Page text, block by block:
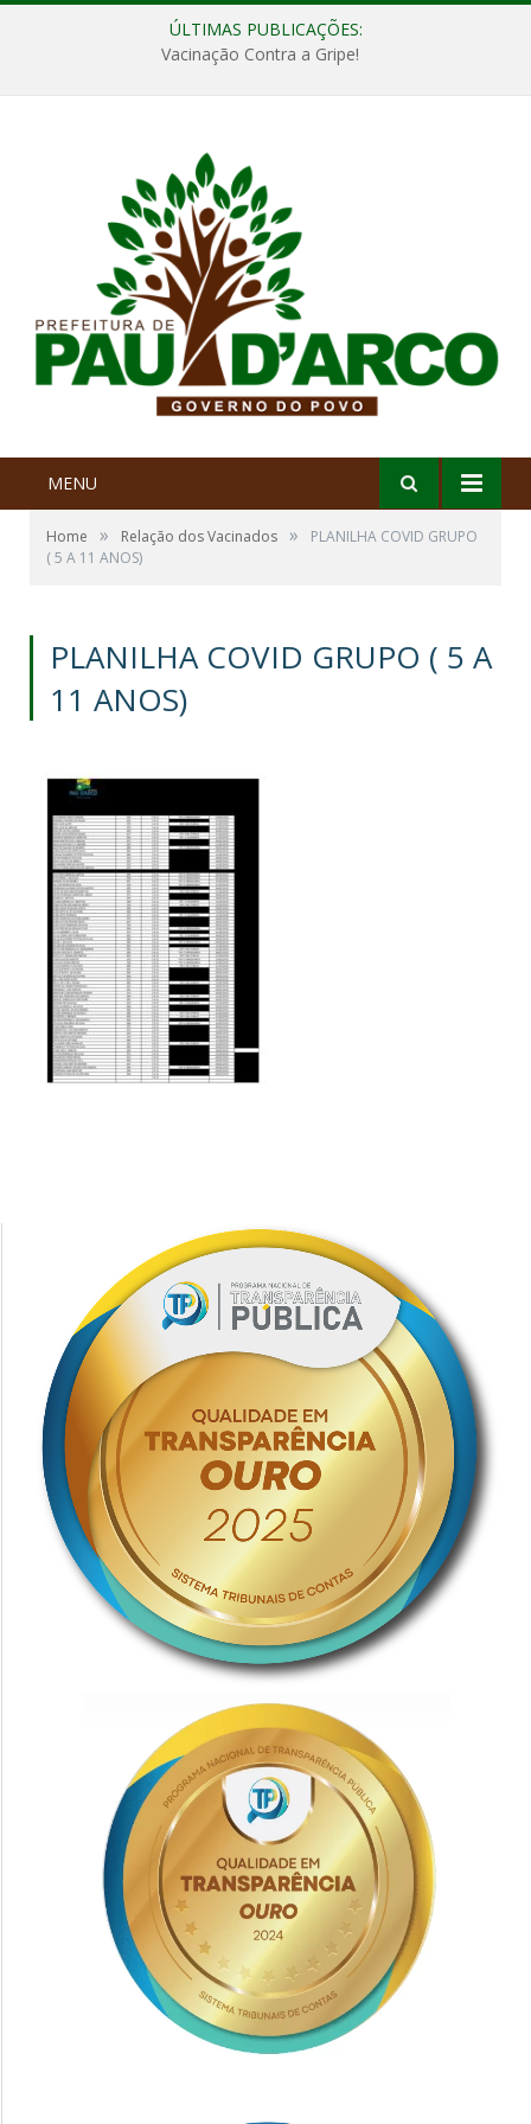
ÚLTIMAS PUBLICAÇÕES:
Vacinação Contra a Gripe!
MENU
Home » Relação dos Vacinados »
PLANILHA COVID GRUPO
( 5 A 11 ANOS)
PLANILHA COVID GRUPO ( 5 A
11 ANOS)